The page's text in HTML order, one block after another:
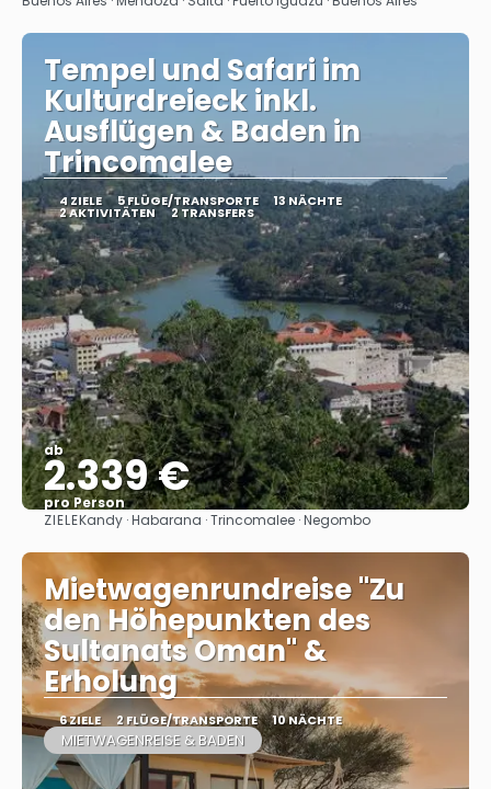
Tempel und Safari im
Kulturdreieck inkl.
Ausflügen & Baden in
Trincomalee
4 ZIELE 5 FLÜGE/TRANSPORTE 13 NÄCHTE
2 AKTIVITÄTEN 2 TRANSFERS
ab
2.339 €
pro Person
Sehen
ZIELEKandy · Habarana · Trincomalee · Negombo
Mietwagenrundreise "Zu
den Höhepunkten des
Sultanats Oman" &
Erholung
6 ZIELE 2 FLÜGE/TRANSPORTE 10 NÄCHTE
MIETWAGENREISE & BADEN